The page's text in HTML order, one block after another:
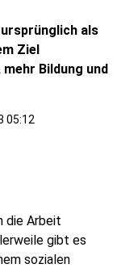
als
Ziel
Bildung und
05:12
die Arbeit
gibt es
sozialen